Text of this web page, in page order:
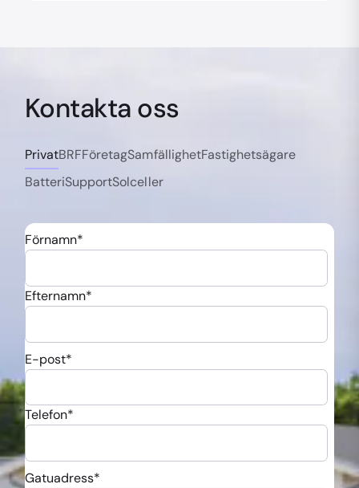
Kontakta oss
PrivatBRFFöretagSamfällighetFastighetsägare
BatteriSupportSolceller
Förnamn*
Efternamn*
E-post*
Telefon*
Gatuadress*